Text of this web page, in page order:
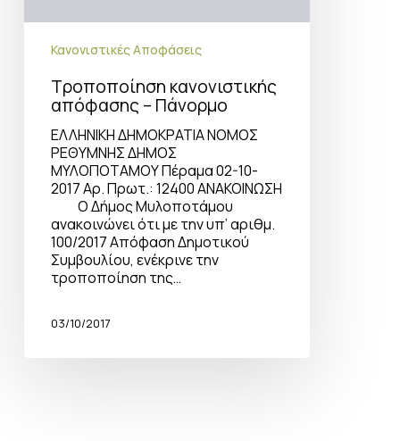
Κανονιστικές Αποφάσεις
Τροποποίηση κανονιστικής
απόφασης – Πάνορμο
ΕΛΛΗΝΙΚΗ ΔΗΜΟΚΡΑΤΙΑ ΝΟΜΟΣ
ΡΕΘΥΜΝΗΣ ΔΗΜΟΣ
ΜΥΛΟΠΟΤΑΜΟΥ Πέραμα 02-10-
2017 Αρ. Πρωτ.: 12400 ΑΝΑΚΟΙΝΩΣΗ
Ο Δήμος Μυλοποτάμου
ανακοινώνει ότι με την υπ’ αριθμ.
100/2017 Απόφαση Δημοτικού
Συμβουλίου, ενέκρινε την
τροποποίηση της…
03/10/2017